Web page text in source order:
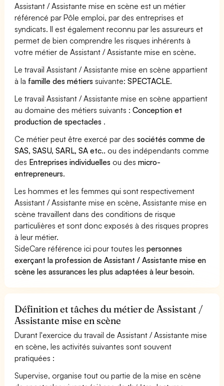
Assistant / Assistante mise en scène est un métier
référencé par Pôle emploi, par des entreprises et
syndicats. Il est également reconnu par les assureurs et
permet de bien comprendre les risques inhérents à
votre métier de Assistant / Assistante mise en scène.
Le travail Assistant / Assistante mise en scène appartient
à la famille des métiers suivante:SPECTACLE.
Le travail Assistant / Assistante mise en scène appartient
au domaine des métiers suivants :Conception et
production de spectacles .
Ce métier peut être exercé par dessociétés comme de
SAS, SASU, SARL, SA etc.. ou des indépendants comme
des Entreprises individuelles ou desmicro-
entrepreneurs.
Les hommes et les femmes qui sont respectivement
Assistant / Assistante mise en scène, Assistante mise en
scène travaillent dans des conditions de risque
particulières et sont donc exposés à des risques propres
à leur métier.
SideCare référence ici pour toutes lespersonnes
exerçant la profession de Assistant / Assistante mise en
scène les assurances les plus adaptées à leur besoin.
Définition et tâches du métier de Assistant /
Assistante mise en scène
Durant l'exercice du travail de Assistant / Assistante mise
en scène, les activités suivantes sont souvent
pratiquées :
Supervise, organise tout ou partie de la mise en scène